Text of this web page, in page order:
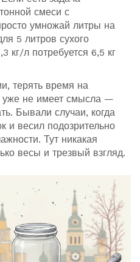
смеси с
умножай литры на
5 литров сухого
кг/л потребуется 6,5 кг
терять время на
уже не имеет смысла —
Бывали случаи, когда
и весил подозрительно
Тут никакая
весы и трезвый взгляд.